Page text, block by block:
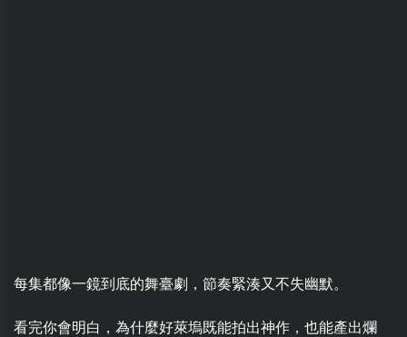
每集都像一鏡到底的舞臺劇，節奏緊湊又不失幽默。
看完你會明白，為什麼好萊塢既能拍出神作，也能產出爛